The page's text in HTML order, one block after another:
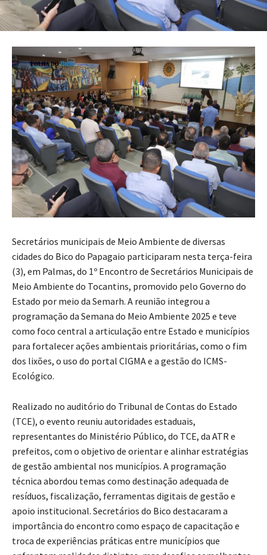
Secretários municipais de Meio Ambiente de diversas
cidades do Bico do Papagaio participaram nesta terça-feira
(3), em Palmas, do 1º Encontro de Secretários Municipais de
Meio Ambiente do Tocantins, promovido pelo Governo do
Estado por meio da Semarh. A reunião integrou a
programação da Semana do Meio Ambiente 2025 e teve
como foco central a articulação entre Estado e municípios
para fortalecer ações ambientais prioritárias, como o fim
dos lixões, o uso do portal CIGMA e a gestão do ICMS-
Ecológico.
Realizado no auditório do Tribunal de Contas do Estado
(TCE), o evento reuniu autoridades estaduais,
representantes do Ministério Público, do TCE, da ATR e
prefeitos, com o objetivo de orientar e alinhar estratégias
de gestão ambiental nos municípios. A programação
técnica abordou temas como destinação adequada de
resíduos, fiscalização, ferramentas digitais de gestão e
apoio institucional. Secretários do Bico destacaram a
importância do encontro como espaço de capacitação e
troca de experiências práticas entre municípios que